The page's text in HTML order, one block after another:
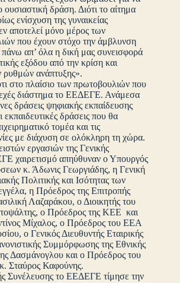
δράση. Διότι το αίτημα
ενίσχυση της γυναικείας
αποτελεί μόνο μέρος των
που έχουν στόχο την άμβλυνση
πάνω απ’ όλα η δική μας συνεισφορά
εξόδου από την κρίση και
ρυθμών ανάπτυξης».
στο πλαίσιο των πρωτοβουλιών που
διάστημα το ΕΕΔΕΓΕ. Ανάμεσα
δράσεις ψηφιακής εκπαίδευσης
δράσεις που θα
τομέα και τις
με διάχυση σε ολόκληρη τη χώρα.
εργασιών της Γενικής
χαιρετισμό απηύθυναν ο Υπουργός
κ. Άδωνις Γεωργιάδης, η Γενική
Πολιτικής και Ισότητας των
η Πρόεδρος της Επιτροπής
Λαζαράκου, ο Διοικητής του
ο Πρόεδρος της ΚΕΕ και
Μίχαλος, ο Πρόεδρος του ΕΕΑ
ο Γενικός Διευθυντής Εταιρικής
Συμμόρφωσης της Εθνικής
Δασμάνογλου και ο Πρόεδρος του
Σταύρος Καφούνης.
Συνέλευσης το ΕΕΔΕΓΕ τίμησε την